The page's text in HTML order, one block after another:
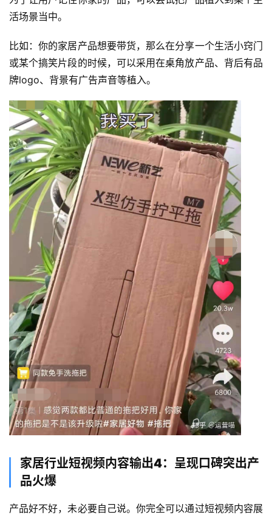
活场景当中。
比如：你的家居产品想要带货，那么在分享一个生活小窍门
或某个搞笑片段的时候，可以采用在桌角放产品、背后有品
牌logo、背景有广告声音等植入。
家居行业短视频内容输出4：呈现口碑突出产
品火爆
产品好不好，未必要自己说。你完全可以通过短视频内容展